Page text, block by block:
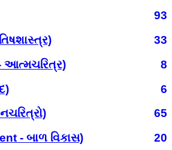
93
33
આત્મચરિત્ર)
8
6
65
- બાળ વિકાસ)
20